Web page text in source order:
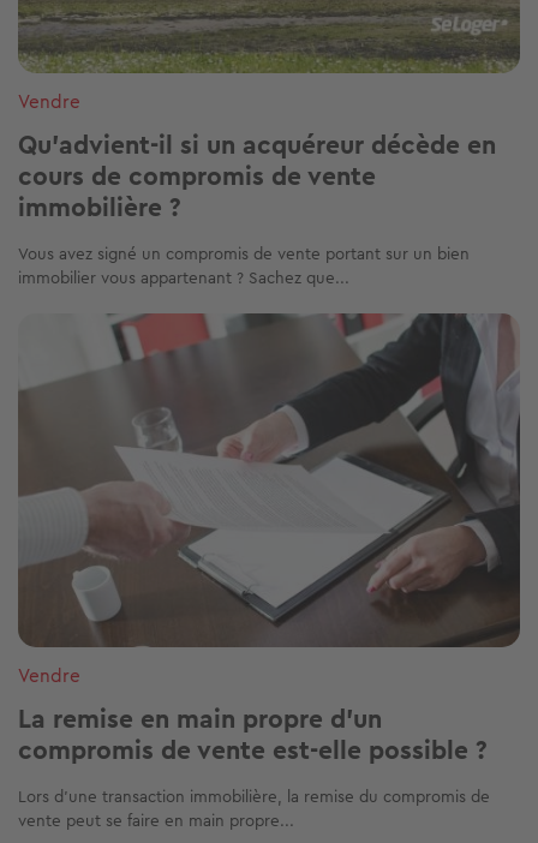
Vendre
Qu’advient-il si un acquéreur décède en
cours de compromis de vente
immobilière ?
Vous avez signé un compromis de vente portant sur un bien
immobilier vous appartenant ? Sachez que...
Vendre
La remise en main propre d’un
compromis de vente est-elle possible ?
Lors d'une transaction immobilière, la remise du compromis de
vente peut se faire en main propre...